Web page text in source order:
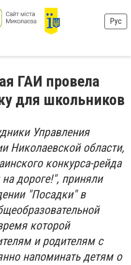
Рус
ГАИ провела
для школьников
Управления
Николаевской области,
конкурса-рейда
дороге!", приняли
"Посадки" в
которой
и родителям с
напоминать детям о